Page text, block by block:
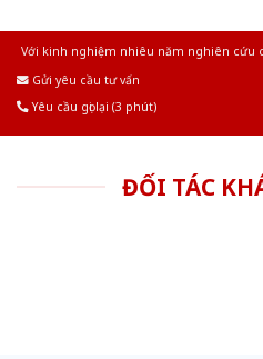
Với kinh nghiệm nhiêu năm nghiên cứu
Gửi yêu cầu tư vấn
Yêu cầu gọi lại (3 phút)
ĐỐI TÁC